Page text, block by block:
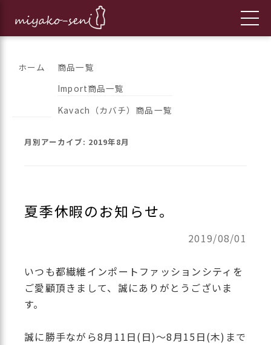
フランス、イタリア、アメリカ
のインポートファッションとオ
都繊維の日々のニュースをお伝えします
ホーム
商品一覧
Import商品一覧
Kavach（カバチ）商品一覧
月別アーカイブ: 2019年8月
夏季休暇のお知らせ。
2019/08/01
いつも都繊維インポートファッションシティを
ご愛顧頂きまして、誠にありがとうございま
す。
誠に勝手ながら8月11日(日)～8月15日(木)まで